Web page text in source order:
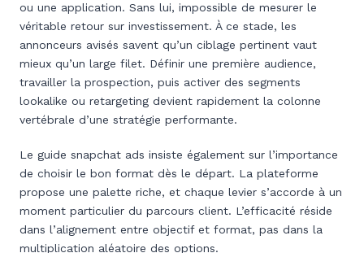
ou une application. Sans lui, impossible de mesurer le
véritable retour sur investissement. À ce stade, les
annonceurs avisés savent qu’un ciblage pertinent vaut
mieux qu’un large filet. Définir une première audience,
travailler la prospection, puis activer des segments
lookalike ou retargeting devient rapidement la colonne
vertébrale d’une stratégie performante.
Le guide snapchat ads insiste également sur l’importance
de choisir le bon format dès le départ. La plateforme
propose une palette riche, et chaque levier s’accorde à un
moment particulier du parcours client. L’efficacité réside
dans l’alignement entre objectif et format, pas dans la
multiplication aléatoire des options.